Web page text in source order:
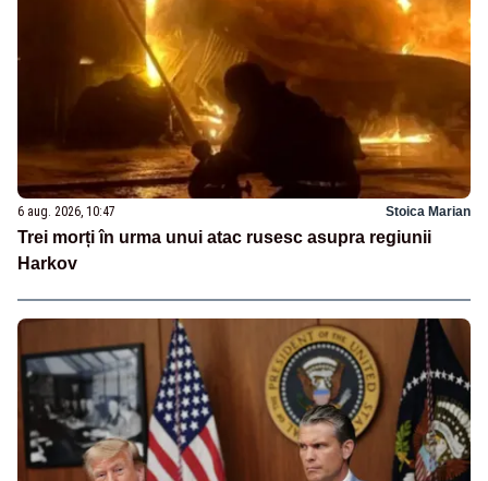
6 aug. 2026, 10:47 Stoica Marian
Trei morți în urma unui atac rusesc asupra regiunii
Harkov